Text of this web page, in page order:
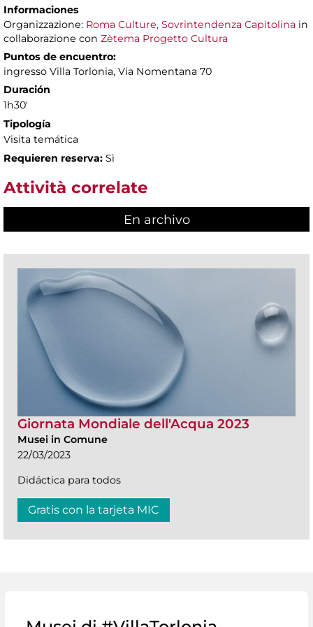
Informaciones
Organizzazione: Roma Culture, Sovrintendenza Capitolina in
collaborazione con Zètema Progetto Cultura
Puntos de encuentro:
ingresso Villa Torlonia, Via Nomentana 70
Duración
1h30'
Tipología
Visita temática
Requieren reserva: Sì
Attività correlate
En archivo
Giornata Mondiale dell'Acqua 2023
Musei in Comune
22/03/2023
Didáctica para todos
Gratis con la tarjeta MIC